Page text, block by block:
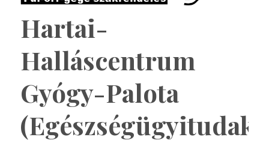
Hartai-
Halláscentrum
Gyógy-Palota